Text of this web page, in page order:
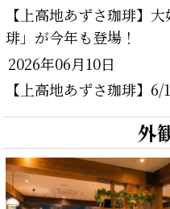
【上高地あずさ珈琲】
琲」が今年も登場！
2026年06月10日
【上高地あずさ珈琲】
外